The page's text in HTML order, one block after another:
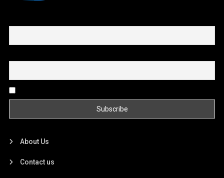
About Us
Contact us